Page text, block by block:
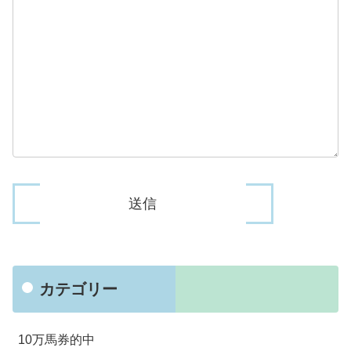
カテゴリー
10万馬券的中